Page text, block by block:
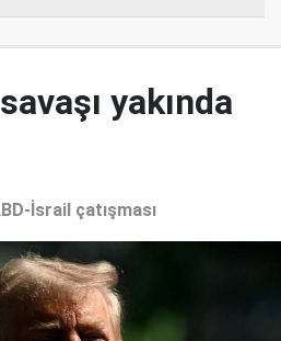
yakında
İsrail çatışması